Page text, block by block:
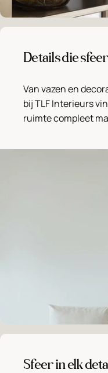
Details die
Van vazen en
bij TLF Interieurs
ruimte compleet
Sfeer in elk